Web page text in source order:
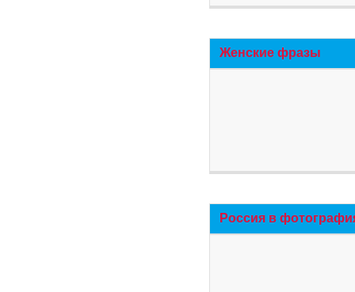
Женские фразы
Россия в